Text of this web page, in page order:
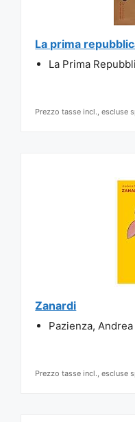
La prima
La Prima
Prezzo tasse incl., escluse
Zanardi
Pazienza,
Prezzo tasse incl., escluse